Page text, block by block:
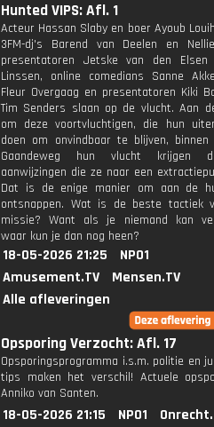
Hunted VIPS: Afl. 1
Acteur Hassan Slaby en boer Ayoub
3FM-dj's Barend van Deelen en
presentatoren Jetske van den
Linssen, online comedians Sanne
Fleur Overgaag en presentatoren Kiki
Tim Senders slaan op de vlucht. Aan
om deze voortvluchtigen, die hun
doen om onvindbaar te blijven,
Gaandeweg hun vlucht krijgen
aanwijzingen die ze naar een
Dat is de enige manier om aan de
ontsnappen. Wat is de beste tactiek
missie? Want als je niemand kan
waar kun je dan nog heen?
18-05-2026 21:25
NPO1
Amusement.TV
Mensen.TV
Alle afleveringen
Opsporing Verzocht: Afl. 17
Opsporingsprogramma i.s.m. politie en
tips maken het verschil! Actuele
Anniko van Santen.
18-05-2026 21:15 NPO1